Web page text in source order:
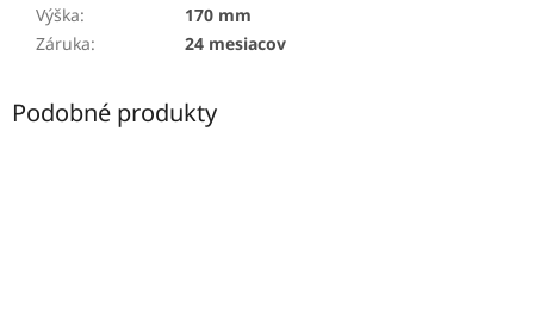
Výška:
170 mm
Záruka: 24 mesiacov
Podobné produkty